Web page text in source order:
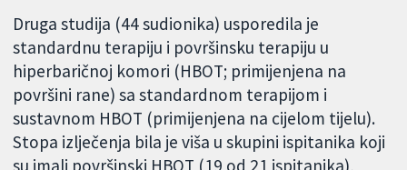
Druga studija (44 sudionika) usporedila je
standardnu terapiju i površinsku terapiju u
hiperbaričnoj komori (HBOT; primijenjena na
površini rane) sa standardnom terapijom i
sustavnom HBOT (primijenjena na cijelom tijelu).
Stopa izlječenja bila je viša u skupini ispitanika koji